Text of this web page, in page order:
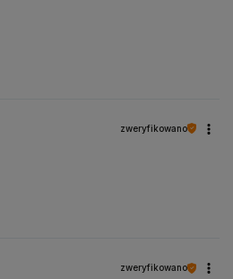
zweryfikowano
zweryfikowano